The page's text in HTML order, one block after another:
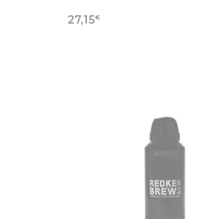
27,15€